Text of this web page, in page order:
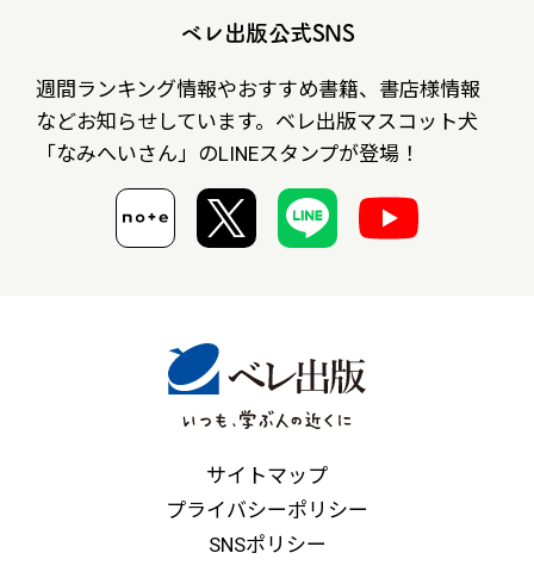
ベレ出版公式SNS
週間ランキング情報やおすすめ書籍、書店様情報
などお知らせしています。ベレ出版マスコット犬
「なみへいさん」のLINEスタンプが登場！
サイトマップ
プライバシーポリシー
SNSポリシー